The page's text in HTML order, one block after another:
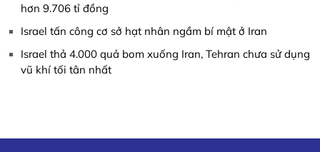
hơn 9.706 tỉ đồng
Israel tấn công cơ sở hạt nhân ngầm bí mật ở Iran
Israel thả 4.000 quả bom xuống Iran, Tehran chưa sử dụng
vũ khí tối tân nhất